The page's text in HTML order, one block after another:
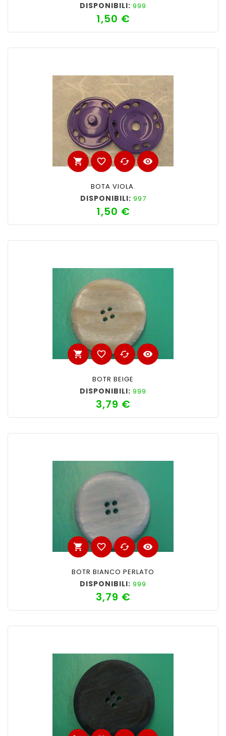
DISPONIBILI: 999
1,50 €Prezzo
shopping_cart favorite_border cached visibility
BOTA VIOLA.
DISPONIBILI: 997
1,50 €Prezzo
shopping_cart favorite_border cached visibility
BOTR BEIGE
DISPONIBILI: 999
3,79 €Prezzo
shopping_cart favorite_border cached visibility
BOTR BIANCO PERLATO
DISPONIBILI: 999
3,79 €Prezzo